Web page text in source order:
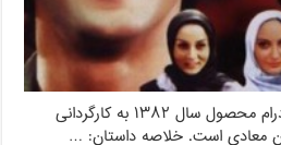
کُما فیلمی در سبک کمدی و درام محصول سال ۱۳۸۲ به کارگردانی
معادی است. خلاصه داستان: …